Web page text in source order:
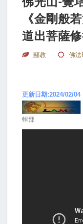
《金剛般
道出菩薩
顯教 佛法
更新日期:2024/02/04
輯部